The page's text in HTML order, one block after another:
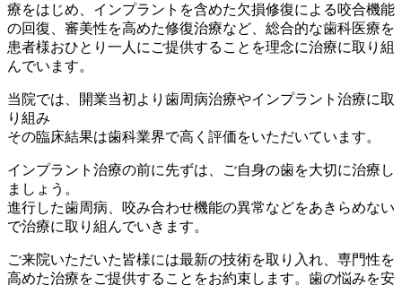
療をはじめ、インプラントを含めた欠損修復による咬合機能
の回復、審美性を高めた修復治療など、総合的な歯科医療を
患者様おひとり一人にご提供することを理念に治療に取り組
んでいます。
当院では、開業当初より歯周病治療やインプラント治療に取
り組み
その臨床結果は歯科業界で高く評価をいただいています。
インプラント治療の前に先ずは、ご自身の歯を大切に治療し
ましょう。
進行した歯周病、咬み合わせ機能の異常などをあきらめない
で治療に取り組んでいきます。
ご来院いただいた皆様には最新の技術を取り入れ、専門性を
高めた治療をご提供することをお約束します。歯の悩みを安